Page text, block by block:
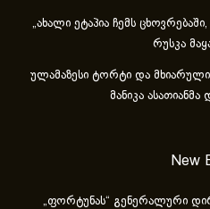
„ახა­ლი ეტა­პია ჩემს
რუსკა
ულამაზესი ტორტი და
მანიკა
New
„ფორტუნას“ გენერალური